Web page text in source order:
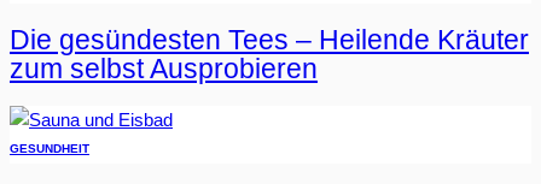
Die gesündesten Tees – Heilende Kräuter
zum selbst Ausprobieren
GESUNDHEIT